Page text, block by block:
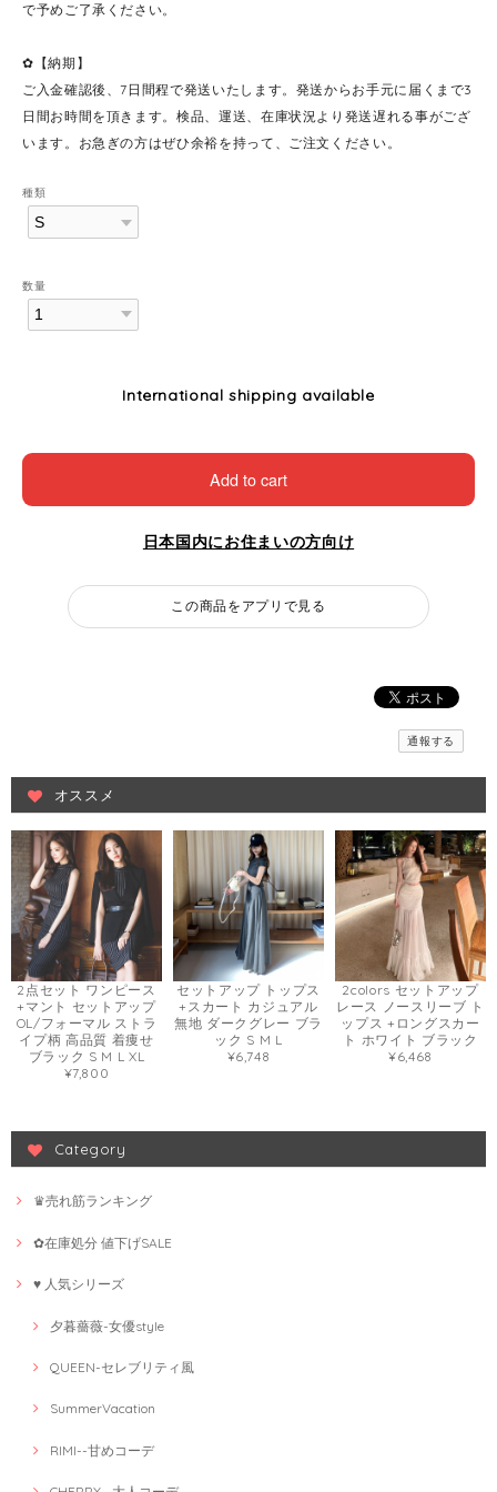
で予めご了承ください。
✿【納期】
ご入金確認後、7日間程で発送いたします。発送からお手元に届くまで3
日間お時間を頂きます。検品、運送、在庫状況より発送遅れる事がござ
います。お急ぎの方はぜひ余裕を持って、ご注文ください。
種類
数量
International shipping available
Add to cart
日本国内にお住まいの方向け
この商品をアプリで見る
通報する
オススメ
2点セット ワンピース
+マント セットアップ
OL/フォーマル ストラ
イプ柄 高品質 着痩せ
ブラック S M L XL
¥7,800
セットアップ トップス
+スカート カジュアル
無地 ダークグレー ブラ
ック S M L
¥6,748
2colors セットアップ
レース ノースリーブ ト
ップス +ロングスカー
ト ホワイト ブラック
¥6,468
Category
♛売れ筋ランキング
✿在庫処分 値下げSALE
♥ 人気シリーズ
夕暮薔薇-女優style
QUEEN-セレブリティ風
SummerVacation
RIMI--甘めコーデ